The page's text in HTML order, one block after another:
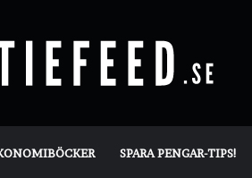
SPARA PENGAR-TIPS!